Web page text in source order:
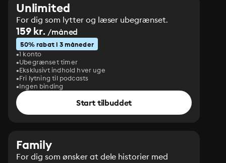
Unlimited
For dig som lytter og læser ubegrænset.
159 kr. /måned
50% rabat i 3 måneder
1 konto
Ubegrænset timer
Eksklusivt indhold hver uge
Fri lytning til podcasts
Ingen binding
Start tilbuddet
Family
For dig som ønsker at dele historier med